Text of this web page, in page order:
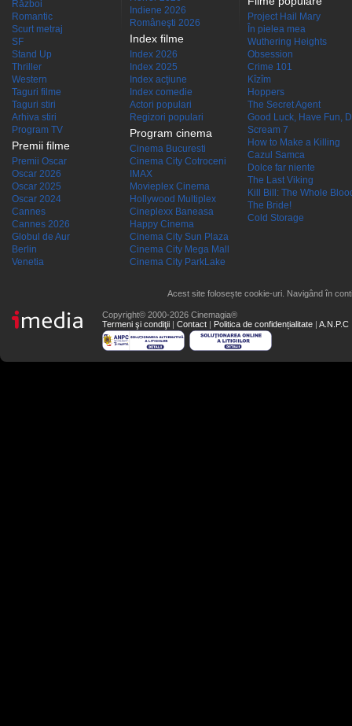
Război
Romantic
Scurt metraj
SF
Stand Up
Thriller
Western
Taguri filme
Taguri stiri
Arhiva stiri
Program TV
Premii filme
Premii Oscar
Oscar 2026
Oscar 2025
Oscar 2024
Cannes
Cannes 2026
Globul de Aur
Berlin
Venetia
Indiene 2026
Româneşti 2026
Index filme
Index 2026
Index 2025
Index acţiune
Index comedie
Actori populari
Regizori populari
Program cinema
Cinema Bucuresti
Cinema City Cotroceni
IMAX
Movieplex Cinema
Hollywood Multiplex
Cineplexx Baneasa
Happy Cinema
Cinema City Sun Plaza
Cinema City Mega Mall
Cinema City ParkLake
Project Hail Mary
În pielea mea
Wuthering Heights
Obsession
Crime 101
Kîzîm
Hoppers
The Secret Agent
Good Luck, Have Fun,
Scream 7
How to Make a Killing
Cazul Samca
Dolce far niente
The Last Viking
Kill Bill: The Whole
The Bride!
Cold Storage
Acest site folosește cookie-uri. Navigând în
Copyright© 2000-2026 Cinemagia®
Termeni şi condiţii | Contact | Politica de confidențialitate | A.N.P.C